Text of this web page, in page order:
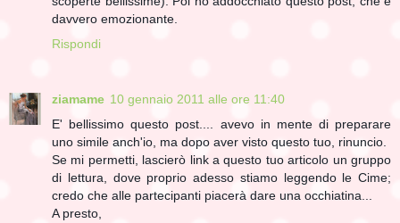
davvero emozionante.
Rispondi
ziamame 10 gennaio 2011 alle ore 11:40
E' bellissimo questo post.... avevo in mente di preparare
uno simile anch'io, ma dopo aver visto questo tuo, rinuncio.
Se mi permetti, lascierò link a questo tuo articolo un gruppo
di lettura, dove proprio adesso stiamo leggendo le Cime;
credo che alle partecipanti piacerà dare una occhiatina...
A presto,